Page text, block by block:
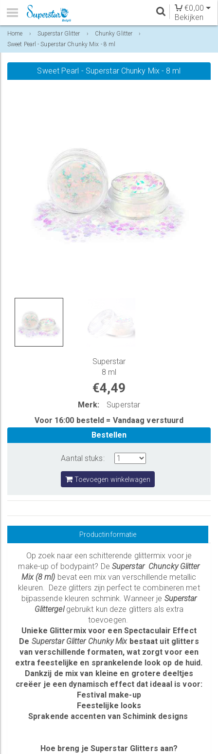
€0,00
Bekijken
Home › Superstar Glitter › Chunky Glitter
›
Sweet Pearl - Superstar Chunky Mix - 8 ml
Sweet Pearl - Superstar Chunky Mix - 8 ml
Superstar
8 ml
€4,49
Merk:
Superstar
Voor 16:00 besteld = Vandaag verstuurd
Bestellen
Aantal stuks:
Toevoegen winkelwagen
Productinformatie
Op zoek naar een schitterende glittermix voor je
make-up of bodypaint? De Superstar Chuncky Glitter
Mix (8 ml) bevat een mix van verschillende metallic
kleuren. Deze glitters zijn perfect te combineren met
bijpassende kleuren schmink. Wanneer je Superstar
Glittergel gebruikt kun deze glitters als extra
toevoegen.
Unieke Glittermix voor een Spectaculair Effect
De Superstar Glitter Chunky Mix bestaat uit glitters
van verschillende formaten, wat zorgt voor een
extra feestelijke en sprankelende look op de huid.
Dankzij de mix van kleine en grotere deeltjes
creëer je een dynamisch effect dat ideaal is voor:
Festival make-up
Feestelijke looks
Sprakende accenten van Schimink designs
Hoe breng je Superstar Glitters aan?